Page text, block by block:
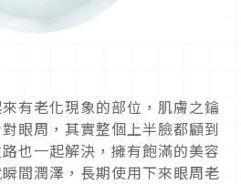
有老化現象的部位，肌膚之鑰
眼周，其實整個上半臉都顧到
也一起解決，擁有飽滿的美容
間潤澤，長期使用下來眼周老